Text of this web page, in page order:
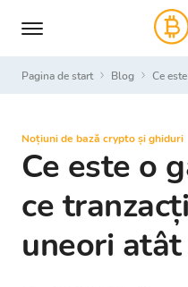
Pagina de start Blog Ce este
Noțiuni de bază crypto și ghiduri
Ce este o
ce
uneori